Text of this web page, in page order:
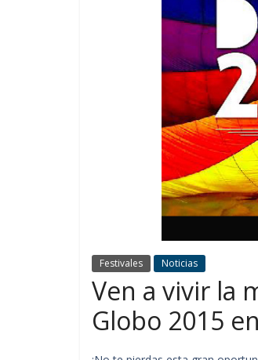
Festivales Noticias
Ven a vivir la
Globo 2015